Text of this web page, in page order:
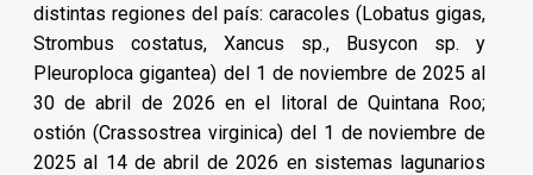
distintas regiones del país: caracoles (Lobatus gigas,
Strombus costatus, Xancus sp., Busycon sp. y
Pleuroploca gigantea) del 1 de noviembre de 2025 al
30 de abril de 2026 en el litoral de Quintana Roo;
ostión (Crassostrea virginica) del 1 de noviembre de
2025 al 14 de abril de 2026 en sistemas lagunarios